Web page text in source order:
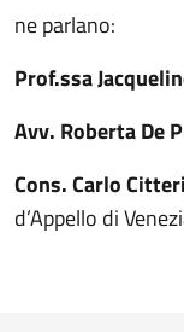
ne parlano:
Prof.ssa
Avv. Roberta De
Cons. Carlo
d’Appello di